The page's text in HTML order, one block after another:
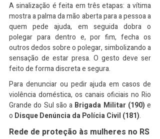
A sinalização é feita em três etapas: a vítima
mostra a palma da mão aberta para a pessoa a
quem pede ajuda, em seguida dobra o
polegar para dentro e, por fim, fecha os
outros dedos sobre o polegar, simbolizando a
sensação de estar presa. O gesto deve ser
feito de forma discreta e segura.
Para denunciar ou pedir ajuda em casos de
violência doméstica, os canais oficiais no Rio
Grande do Sul são a Brigada Militar (190) e
o Disque Denúncia da Polícia Civil (181).
Rede de proteção às mulheres no RS